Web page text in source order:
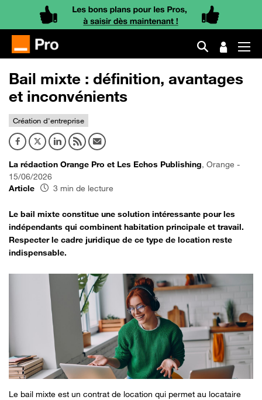
Bail mixte : définition, avantages
et inconvénients
Création d'entreprise
La rédaction Orange Pro et Les Echos Publishing, Orange -
15/06/2026
Article
3 min de lecture
Le bail mixte constitue une solution intéressante pour les
indépendants qui combinent habitation principale et travail.
Respecter le cadre juridique de ce type de location reste
indispensable.
Le bail mixte est un contrat de location qui permet au locataire